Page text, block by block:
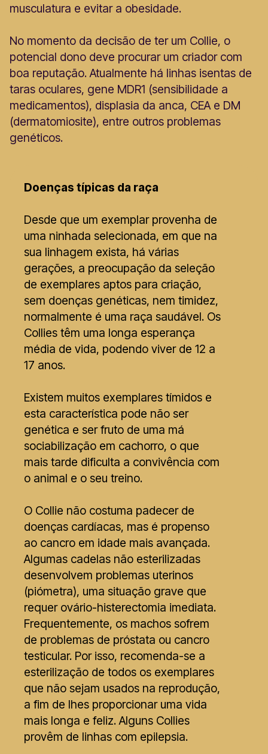
musculatura e evitar a obesidade.
No momento da decisão de ter um Collie, o
potencial dono deve procurar um criador com
boa reputação. Atualmente há linhas isentas de
taras oculares, gene MDR1 (sensibilidade a
medicamentos), displasia da anca, CEA e DM
(dermatomiosite), entre outros problemas
genéticos.
Doenças típicas da raça
Desde que um exemplar provenha de
uma ninhada selecionada, em que na
sua linhagem exista, há várias
gerações, a preocupação da seleção
de exemplares aptos para criação,
sem doenças genéticas, nem timidez,
normalmente é uma raça saudável. Os
Collies têm uma longa esperança
média de vida, podendo viver de 12 a
17 anos.
Existem muitos exemplares tímidos e
esta característica pode não ser
genética e ser fruto de uma má
sociabilização em cachorro, o que
mais tarde dificulta a convivência com
o animal e o seu treino.
O Collie não costuma padecer de
doenças cardíacas, mas é propenso
ao cancro em idade mais avançada.
Algumas cadelas não esterilizadas
desenvolvem problemas uterinos
(piómetra), uma situação grave que
requer ovário-histerectomia imediata.
Frequentemente, os machos sofrem
de problemas de próstata ou cancro
testicular. Por isso, recomenda-se a
esterilização de todos os exemplares
que não sejam usados na reprodução,
a fim de lhes proporcionar uma vida
mais longa e feliz. Alguns Collies
provêm de linhas com epilepsia.